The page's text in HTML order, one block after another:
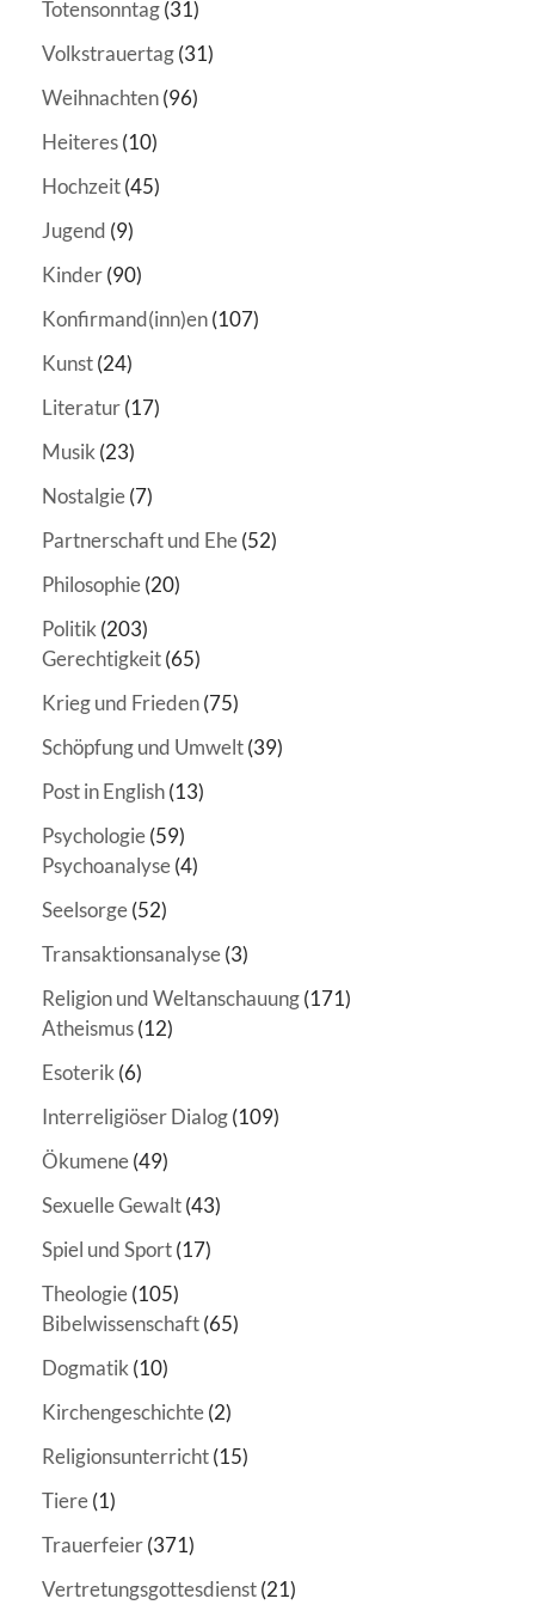
Totensonntag(31)
Volkstrauertag(31)
Weihnachten(96)
Heiteres(10)
Hochzeit(45)
Jugend (9)
Kinder(90)
Konfirmand(inn)en(107)
Kunst(24)
Literatur(17)
Musik (23)
Nostalgie(7)
Partnerschaft und Ehe(52)
Philosophie(20)
Politik (203)
Gerechtigkeit(65)
Krieg und Frieden(75)
Schöpfung und Umwelt(39)
Post in English(13)
Psychologie(59)
Psychoanalyse(4)
Seelsorge(52)
Transaktionsanalyse(3)
Religion und Weltanschauung(171)
Atheismus(12)
Esoterik (6)
Interreligiöser Dialog(109)
Ökumene(49)
Sexuelle Gewalt(43)
Spiel und Sport(17)
Theologie(105)
Bibelwissenschaft(65)
Dogmatik (10)
Kirchengeschichte(2)
Religionsunterricht(15)
Tiere(1)
Trauerfeier(371)
Vertretungsgottesdienst(21)